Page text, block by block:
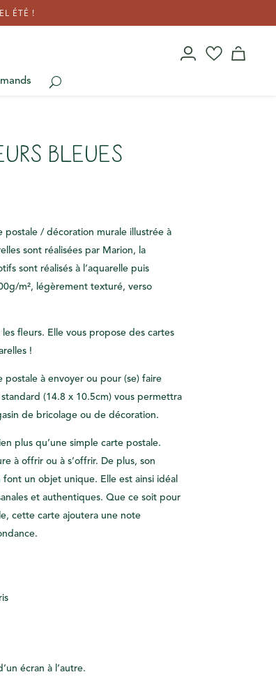
ÉTÉ !
bleues
/ décoration murale illustrée à
sont réalisées par Marion, la
sont réalisés à l’aquarelle puis
m², légèrement texturé, verso
fleurs. Elle vous propose des cartes
!
à envoyer ou pour (se) faire
(14.8 x 10.5cm) vous permettra
de bricolage ou de décoration.
plus qu’une simple carte postale.
à offrir ou à s’offrir. De plus, son
un objet unique. Elle est ainsi idéal
et authentiques. Que ce soit pour
cette carte ajoutera une note
écran à l’autre.